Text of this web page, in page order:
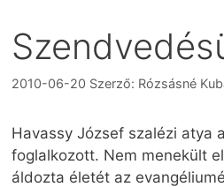
2010-06-20 Szerző: Rózsásné
Havassy József szalézi atya
foglalkozott. Nem menekült
áldozta életét az